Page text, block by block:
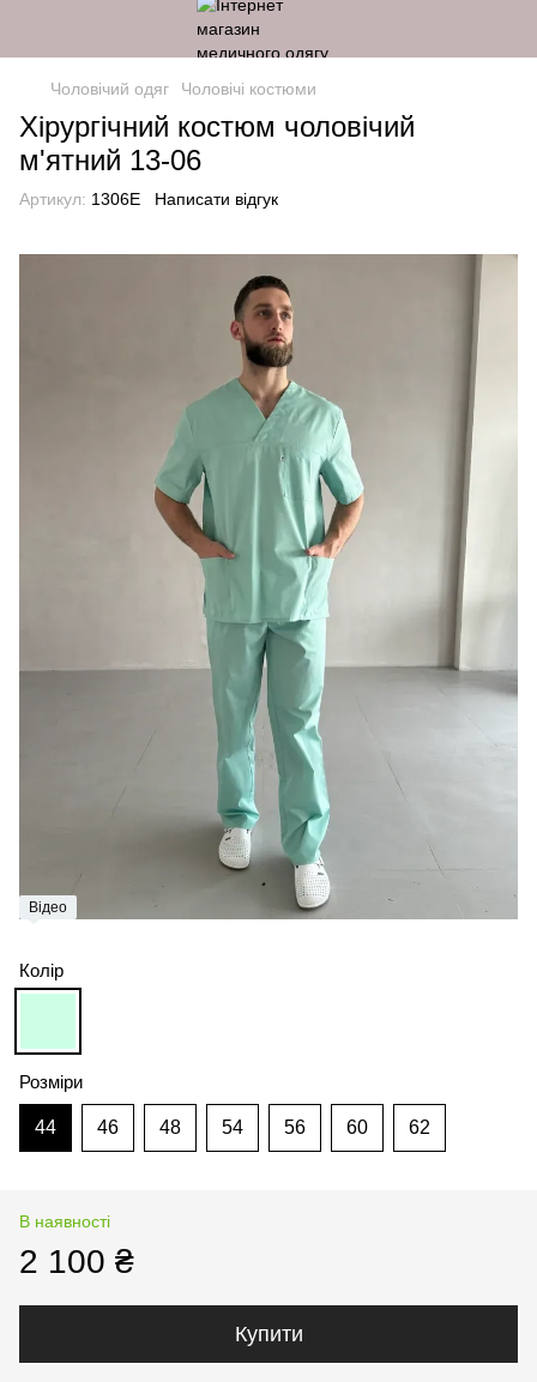
Чоловічий одяг Чоловічі костюми
Хірургічний костюм чоловічий
м'ятний 13-06
Артикул: 1306E Написати відгук
Відео
Колір
Розміри
44 46 48 54 56 60 62
В наявності
2 100 ₴
Купити